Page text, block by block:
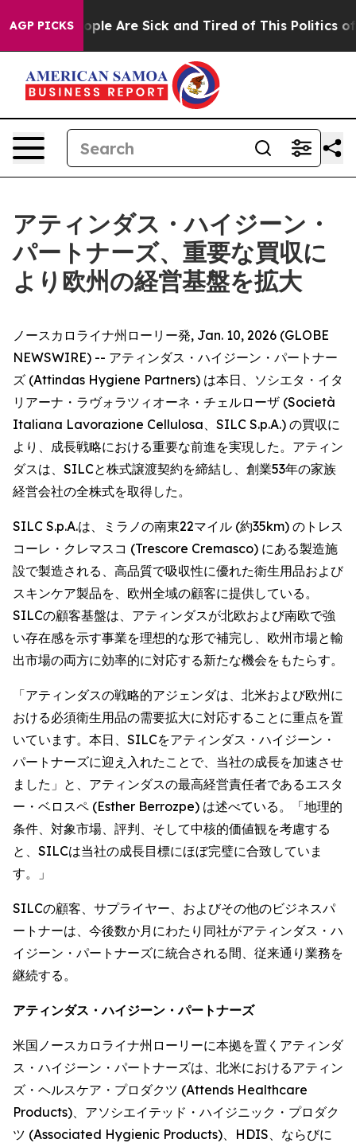
AGP PICKS
“People Are Sick and Tired of This Politics of
アティンダス・ハイジーン・
パートナーズ、重要な買収に
より欧州の経営基盤を拡大
ノースカロライナ州ローリー発, Jan. 10, 2026 (GLOBE
NEWSWIRE) -- アティンダス・ハイジーン・パートナー
ズ (Attindas Hygiene Partners) は本日、ソシエタ・イタ
リアーナ・ラヴォラツィオーネ・チェルローザ (Società
Italiana Lavorazione Cellulosa、SILC S.p.A.) の買収に
より、成長戦略における重要な前進を実現した。アティン
ダスは、SILCと株式譲渡契約を締結し、創業53年の家族
経営会社の全株式を取得した。
SILC S.p.A.は、ミラノの南東22マイル (約35km) のトレス
コーレ・クレマスコ (Trescore Cremasco) にある製造施
設で製造される、高品質で吸収性に優れた衛生用品および
スキンケア製品を、欧州全域の顧客に提供している。
SILCの顧客基盤は、アティンダスが北欧および南欧で強
い存在感を示す事業を理想的な形で補完し、欧州市場と輸
出市場の両方に効率的に対応する新たな機会をもたらす。
「アティンダスの戦略的アジェンダは、北米および欧州に
おける必須衛生用品の需要拡大に対応することに重点を置
いています。本日、SILCをアティンダス・ハイジーン・
パートナーズに迎え入れたことで、当社の成長を加速させ
ました」と、アティンダスの最高経営責任者であるエスタ
ー・ベロスペ (Esther Berrozpe) は述べている。「地理的
条件、対象市場、評判、そして中核的価値観を考慮する
と、SILCは当社の成長目標にほぼ完璧に合致していま
す。」
SILCの顧客、サプライヤー、およびその他のビジネスパ
ートナーは、今後数か月にわたり同社がアティンダス・ハ
イジーン・パートナーズに統合される間、従来通り業務を
継続する。
アティンダス・ハイジーン・パートナーズ
米国ノースカロライナ州ローリーに本拠を置くアティンダ
ス・ハイジーン・パートナーズは、北米におけるアティン
ズ・ヘルスケア・プロダクツ (Attends Healthcare
Products)、アソシエイテッド・ハイジニック・プロダク
ツ (Associated Hygienic Products)、HDIS、ならびに